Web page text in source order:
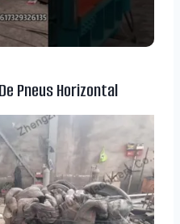
Pneus Horizontal